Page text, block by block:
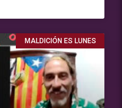
MALDICIÓN ES LUNES